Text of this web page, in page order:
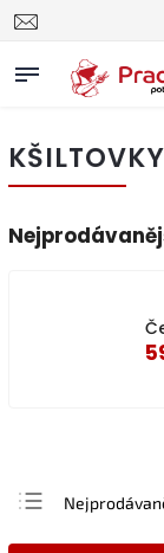
KŠILTOVKY
Nejlevnější